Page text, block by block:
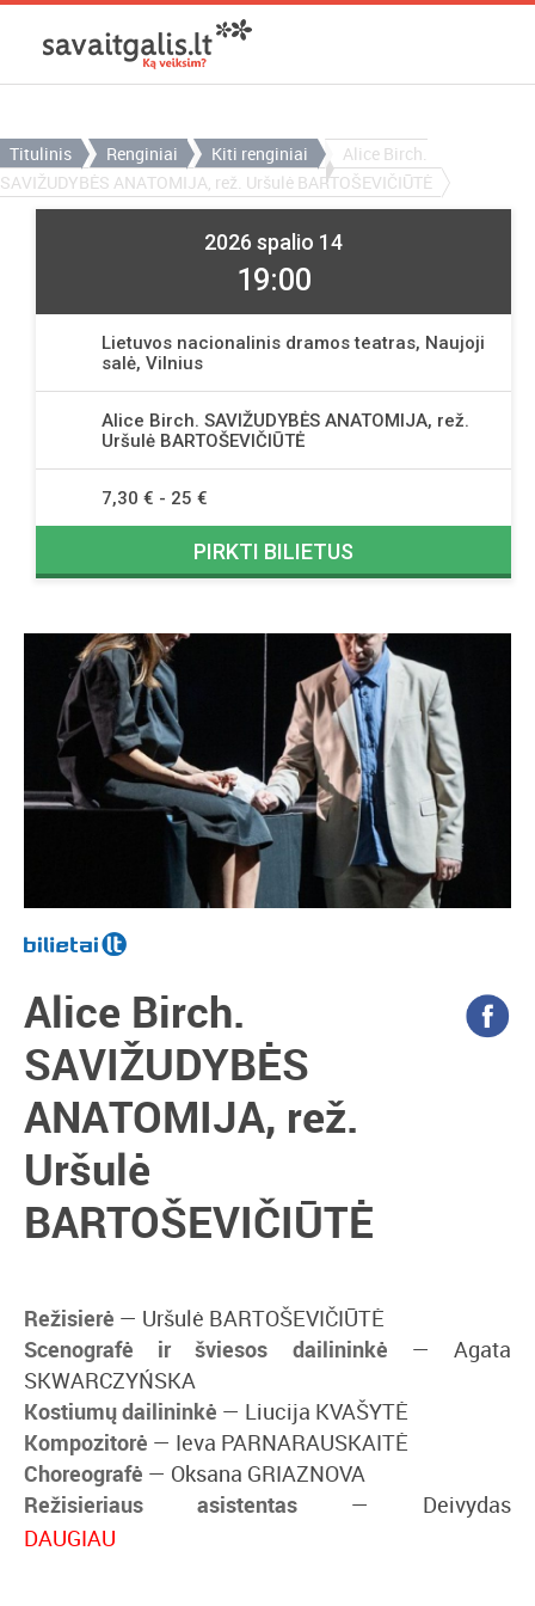
Titulinis Renginiai Kiti renginiai
Alice Birch.
SAVIŽUDYBĖS ANATOMIJA, rež. Uršulė BARTOŠEVIČIŪTĖ
Alice Birch.
SAVIŽUDYBĖS
ANATOMIJA, rež.
Uršulė
BARTOŠEVIČIŪTĖ
Režisierė — Uršulė BARTOŠEVIČIŪTĖ
Scenografė ir šviesos dailininkė — Agata
SKWARCZYŃSKA
Kostiumų dailininkė — Liucija KVAŠYTĖ
Kompozitorė — Ieva PARNARAUSKAITĖ
Choreografė — Oksana GRIAZNOVA
Režisieriaus asistentas — Deivydas
VALENTA, Gustas RUPŠYS
DAUGIAU
2026 spalio 14
19:00
Lietuvos nacionalinis dramos teatras, Naujoji
salė, Vilnius
Alice Birch. SAVIŽUDYBĖS ANATOMIJA, rež.
Uršulė BARTOŠEVIČIŪTĖ
7,30 € - 25 €
PIRKTI BILIETUS